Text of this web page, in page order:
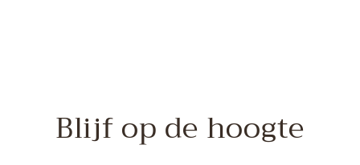
Blijf op de hoogte